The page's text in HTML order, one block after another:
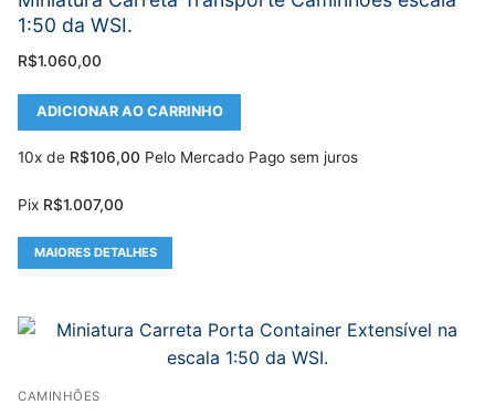
1:50 da WSI.
R$1.060,00
ADICIONAR AO CARRINHO
10x de R$106,00 Pelo Mercado Pago sem juros
Pix R$1.007,00
MAIORES DETALHES
CAMINHÕES